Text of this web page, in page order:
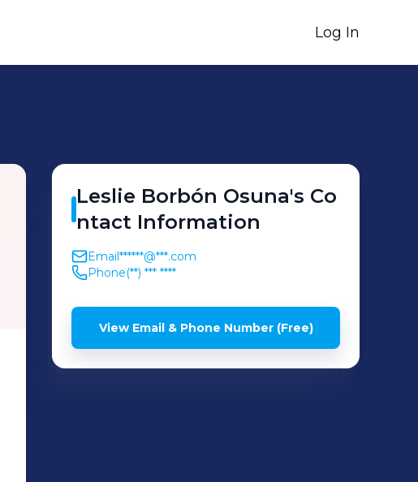
Log In
Leslie Borbón Osuna's Co
ntact Information
Email******@***.com
Phone(**) *** ****
View Email & Phone Number (Free)